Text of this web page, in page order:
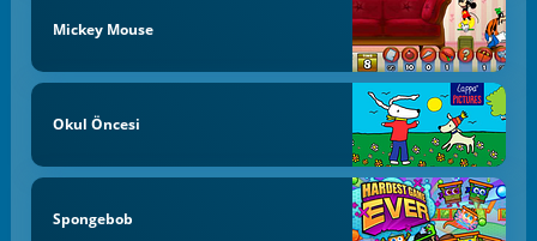
Mickey Mouse
Okul Öncesi
Spongebob